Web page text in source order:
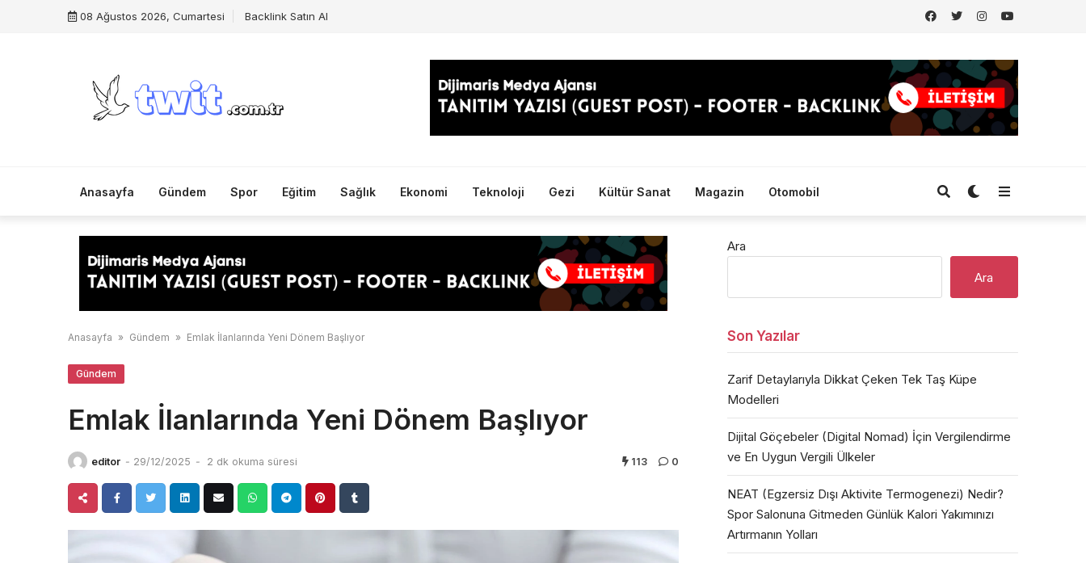
08 Ağustos 2026, Cumartesi Backlink Satın Al
Anasayfa Gündem Spor Eğitim Sağlık Ekonomi Teknoloji Gezi Kültür Sanat Magazin Otomobil
Anasayfa » Gündem » Emlak İlanlarında Yeni Dönem Başlıyor
Gündem
Emlak İlanlarında Yeni Dönem Başlıyor
editor - 29/12/2025 - 2 dk okuma süresi 113 0
Ara
Ara
Son Yazılar
Zarif Detaylarıyla Dikkat Çeken Tek Taş Küpe
Modelleri
Dijital Göçebeler (Digital Nomad) İçin Vergilendirme
ve En Uygun Vergili Ülkeler
NEAT (Egzersiz Dışı Aktivite Termogenezi) Nedir?
Spor Salonuna Gitmeden Günlük Kalori Yakımınızı
Artırmanın Yolları